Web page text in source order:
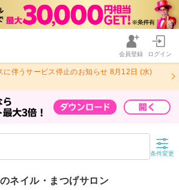
会員登録 ログイン
に伴うサービス停止のお知らせ 8月12日 (水)
条件変更
ネイル・まつげサロン